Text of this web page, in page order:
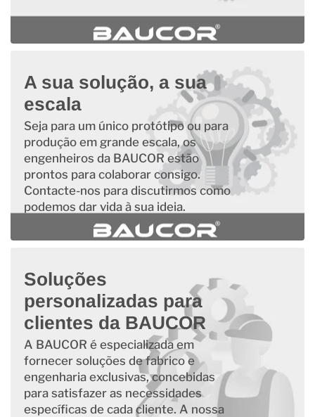
A sua solução, a sua
escala
Seja para um único protótipo ou para
produção em grande escala, os
engenheiros da BAUCOR estão
prontos para colaborar consigo.
Contacte-nos para discutirmos como
podemos dar vida à sua ideia.
Soluções
personalizadas para
clientes da BAUCOR
A BAUCOR é especializada em
fornecer soluções de fabrico e
engenharia exclusivas, concebidas
para satisfazer as necessidades
específicas de cada cliente. A nossa